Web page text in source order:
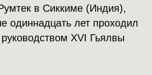
в Сиккиме (Индия),
одиннадцать лет проходил
XVI Гьялвы